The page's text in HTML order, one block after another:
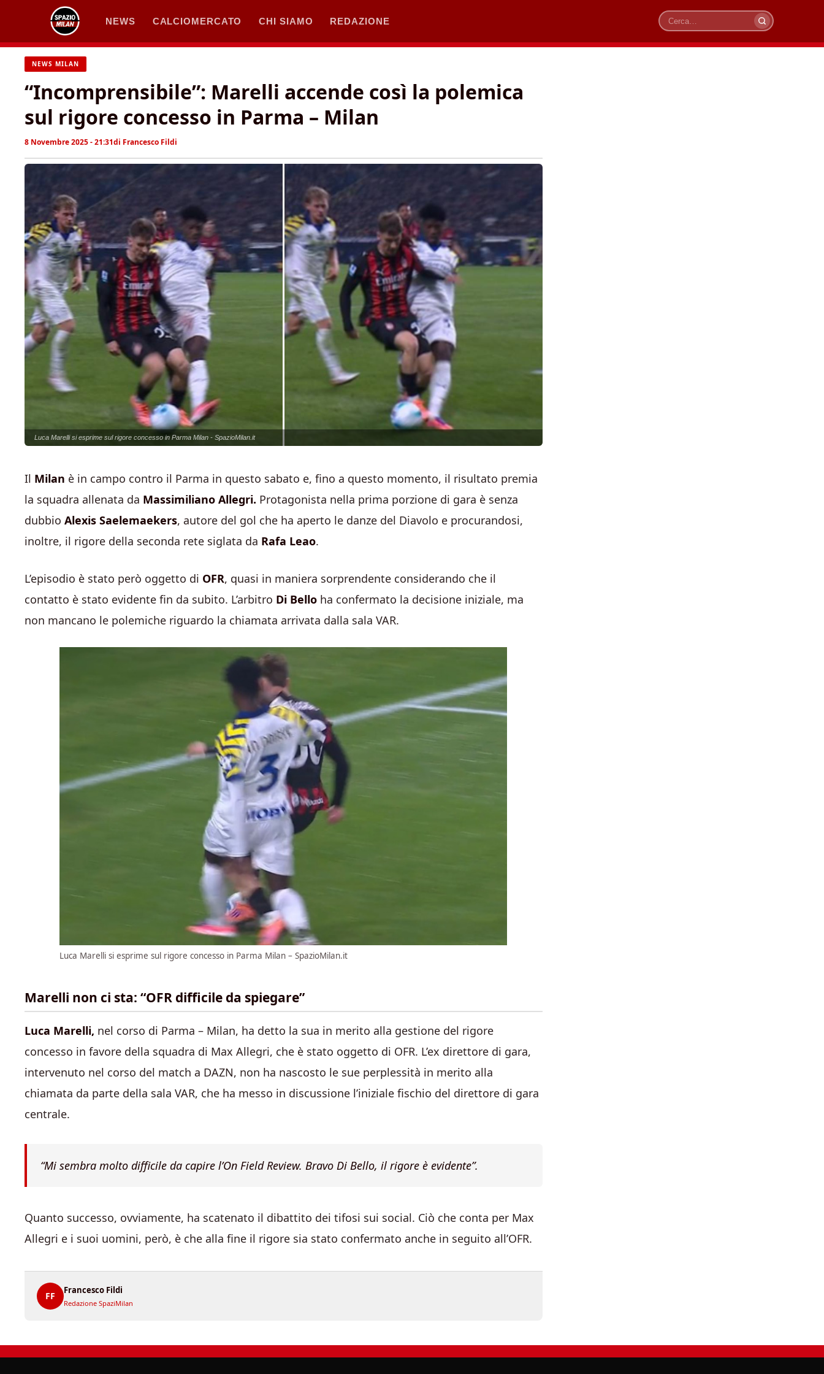
contenuto
NEWS CALCIOMERCATO CHI SIAMO REDAZIONE
Cerca
NEWS MILAN
“Incomprensibile”: Marelli accende così la polemica
sul rigore concesso in Parma – Milan
8 Novembre 2025 - 21:31di Francesco Fildi
Luca Marelli si esprime sul rigore concesso in Parma Milan - SpazioMilan.it
Il Milan è in campo contro il Parma in questo sabato e, fino a questo momento, il risultato premia
la squadra allenata da Massimiliano Allegri. Protagonista nella prima porzione di gara è senza
dubbio Alexis Saelemaekers, autore del gol che ha aperto le danze del Diavolo e procurandosi,
inoltre, il rigore della seconda rete siglata da Rafa Leao.
L’episodio è stato però oggetto di OFR, quasi in maniera sorprendente considerando che il
contatto è stato evidente fin da subito. L’arbitro Di Bello ha confermato la decisione iniziale, ma
non mancano le polemiche riguardo la chiamata arrivata dalla sala VAR.
Luca Marelli si esprime sul rigore concesso in Parma Milan – SpazioMilan.it
Marelli non ci sta: “OFR difficile da spiegare”
Luca Marelli, nel corso di Parma – Milan, ha detto la sua in merito alla gestione del rigore
concesso in favore della squadra di Max Allegri, che è stato oggetto di OFR. L’ex direttore di gara,
intervenuto nel corso del match a DAZN, non ha nascosto le sue perplessità in merito alla
chiamata da parte della sala VAR, che ha messo in discussione l’iniziale fischio del direttore di gara
centrale.
“Mi sembra molto difficile da capire l’On Field Review. Bravo Di Bello, il rigore è evidente”.
Quanto successo, ovviamente, ha scatenato il dibattito dei tifosi sui social. Ciò che conta per Max
Allegri e i suoi uomini, però, è che alla fine il rigore sia stato confermato anche in seguito all’OFR.
FF
Francesco Fildi
Redazione SpaziMilan